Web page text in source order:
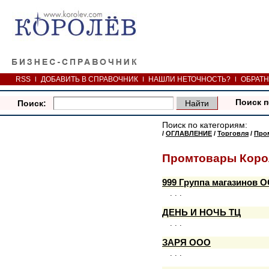
RSS ДОБАВИТЬ В СПРАВОЧНИК НАШЛИ НЕТОЧНОСТЬ?
Поиск: Поиск
Поиск по категориям:
/ ОГЛАВЛЕНИЕ / Торговля /
Промтовары
999 Группа магазинов
. . .
ДЕНЬ И НОЧЬ ТЦ
. . .
ЗАРЯ ООО
. . .